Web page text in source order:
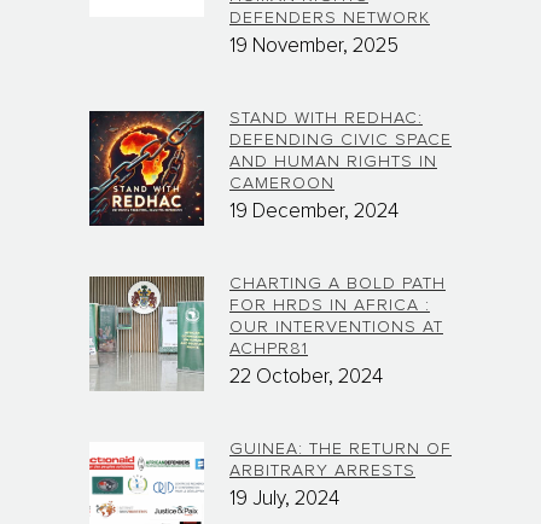
DEFENDERS NETWORK
19 November, 2025
STAND WITH REDHAC:
DEFENDING CIVIC SPACE
AND HUMAN RIGHTS IN
CAMEROON
19 December, 2024
CHARTING A BOLD PATH
FOR HRDS IN AFRICA :
OUR INTERVENTIONS AT
ACHPR81
22 October, 2024
GUINEA: THE RETURN OF
ARBITRARY ARRESTS
19 July, 2024